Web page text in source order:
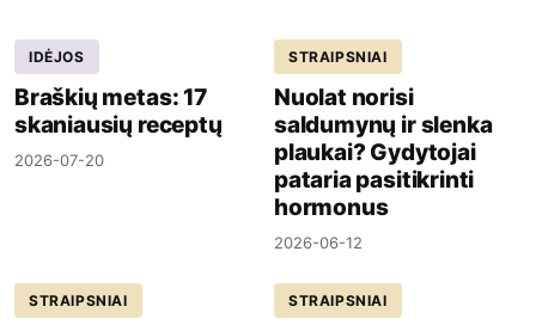
IDĖJOS
Braškių metas: 17
skaniausių receptų
2026-07-20
STRAIPSNIAI
Nuolat norisi
saldumynų ir slenka
plaukai? Gydytojai
pataria pasitikrinti
hormonus
2026-06-12
STRAIPSNIAI STRAIPSNIAI